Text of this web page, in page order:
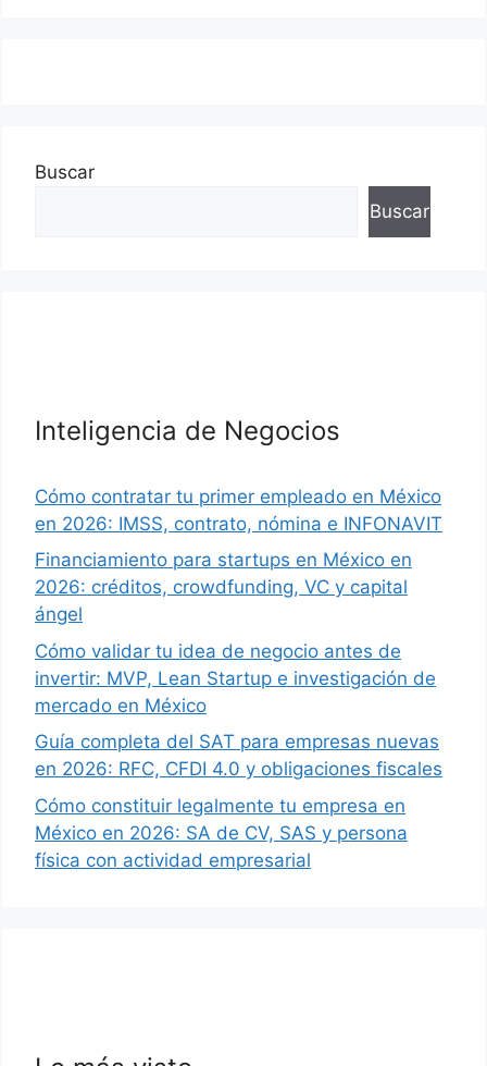
Buscar
Buscar
Inteligencia de Negocios
Cómo contratar tu primer empleado en México
en 2026: IMSS, contrato, nómina e INFONAVIT
Financiamiento para startups en México en
2026: créditos, crowdfunding, VC y capital
ángel
Cómo validar tu idea de negocio antes de
invertir: MVP, Lean Startup e investigación de
mercado en México
Guía completa del SAT para empresas nuevas
en 2026: RFC, CFDI 4.0 y obligaciones fiscales
Cómo constituir legalmente tu empresa en
México en 2026: SA de CV, SAS y persona
física con actividad empresarial